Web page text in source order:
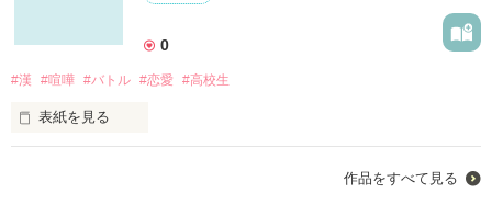
しかし、そんな暗黒な鳥取に一人の選手が来てから全てが変わ
野球を愛するもの、勝負を愛する者の努力と指揮する監督の思
0
#漢 #喧嘩 #バトル #恋愛 #高校生
表紙を見る
もっとデカい人間っ・・・！人としての器っ・・・！ 作品をすべて見る